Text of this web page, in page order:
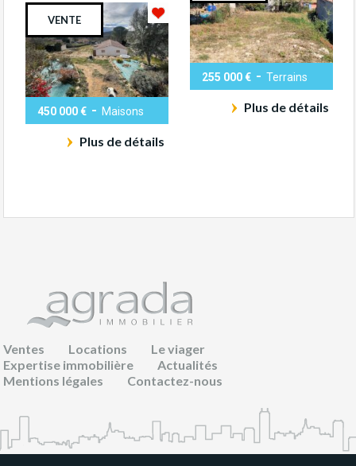
VENTE
450 000 € - Maisons
Plus de détails
255 000 € - Terrains
Plus de détails
Ventes Locations
Le viager
Expertise immobilière
Actualités
Mentions légales
Contactez-nous